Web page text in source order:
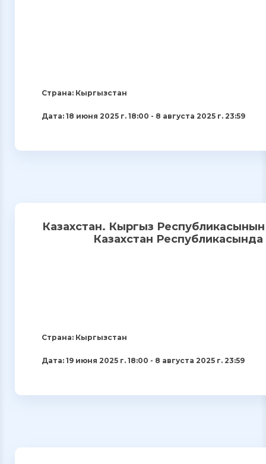
Страна: Кыргызстан
Дата: 18 июня 2025 г. 18:00 - 8 августа 2025 г. 23:59
Казахстан. Кыргыз
Казахстан
Страна: Кыргызстан
Дата: 19 июня 2025 г. 18:00 - 8 августа 2025 г. 23:59